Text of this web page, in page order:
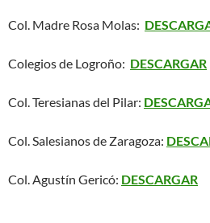
Col. Madre Rosa Molas:
Colegios de Logroño: DESCARGAR
Col. Teresianas del Pilar:
Col. Salesianos de Zaragoza:
Col. Agustín Gericó: DESCARGAR